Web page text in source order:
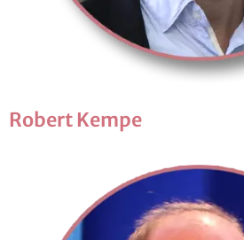
Ro­bert Kempe